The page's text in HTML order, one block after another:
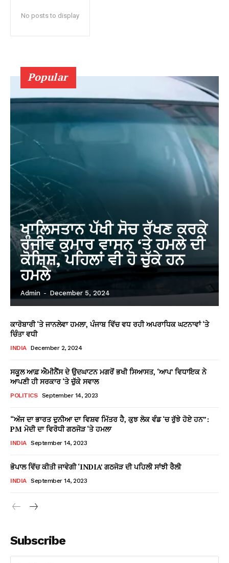
No posts to display
Popular
ਖਾਲਿਸਤਾਨ ਪੱਖੀ ਸੋਚ ਰੱਖਣ ਕਰਕੇ
ਰੰਜੀਵ ਕੁਮਾਰ ਵਾਸਨ ‘ਤੇ ਹਮਲੇ ਦੀ
ਕੋਸ਼ਿਸ਼, ਪਹਿਲਾਂ ਵੀ ਹੋ ਚੁੱਕੇ ਹਨ
ਹਮਲੇ
Admin - December 5, 2024
ਕਾਰੋਬਾਰੀ ‘ਤੇ ਜਾਨਲੇਵਾ ਹਮਲਾ, ਪੰਜਾਬ ਵਿੱਚ ਵਧ ਰਹੀ ਅਪਰਾਧਿਕ ਘਟਨਾਵਾਂ ‘ਤੇ
ਚਿੰਤਾ ਵਧੀ
INDIA December 2, 2024
ਸਕੂਲ ਆਫ਼ ਐਮੀਨੈਂਸ ਦੇ ਉਦਘਾਟਨ ਮਗਰੋਂ ਭਖੀ ਸਿਆਸਤ, ‘ਆਪ’ ਵਿਧਾਇਕ ਨੇ
ਆਪਣੀ ਹੀ ਸਰਕਾਰ ‘ਤੇ ਚੁੱਕੇ ਸਵਾਲ
POLITICS September 14, 2023
“ਅੱਜ ਦਾ ਭਾਰਤ ਦੁਨੀਆ ਦਾ ਵਿਸ਼ਵ ਮਿੱਤਰ ਹੈ, ਕੁਝ ਲੋਕ ਵੰਡ ‘ਚ ਰੁੱਝੇ ਹੋਏ ਹਨ”:
PM ਮੋਦੀ ਦਾ ਵਿਰੋਧੀ ਗਠਜੋੜ ‘ਤੇ ਹਮਲਾ
INDIA September 14, 2023
ਭੋਪਾਲ ਵਿੱਚ ਕੀਤੀ ਜਾਵੇਗੀ ‘INDIA’ ਗਠਜੋੜ ਦੀ ਪਹਿਲੀ ਸਾਂਝੀ ਰੈਲੀ
INDIA September 14, 2023
Subscribe